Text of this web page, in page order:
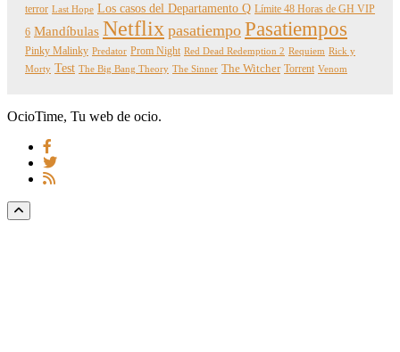
terror Last Hope Los casos del Departamento Q Límite 48 Horas de GH VIP
6 Mandíbulas Netflix pasatiempo Pasatiempos
Pinky Malinky Predator Prom Night Red Dead Redemption 2 Requiem Rick y
Morty Test The Big Bang Theory The Sinner The Witcher Torrent Venom
OcioTime, Tu web de ocio.